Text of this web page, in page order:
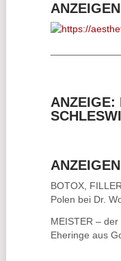
ANZEIGEN
ANZEIGE:
ANZEIGEN
BOTOX,
Polen bei Dr.
MEISTER –
Eheringe aus